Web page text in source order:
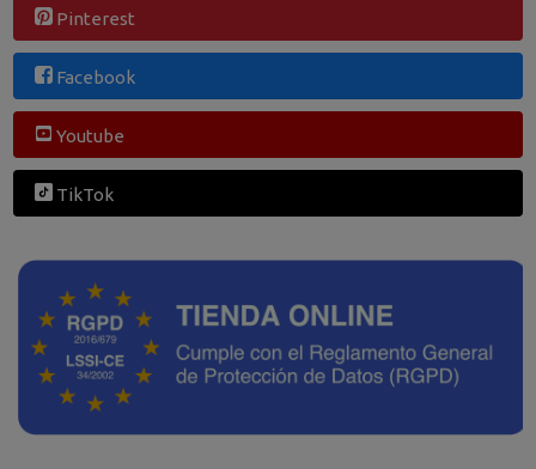
Pinterest
Facebook
Youtube
TikTok